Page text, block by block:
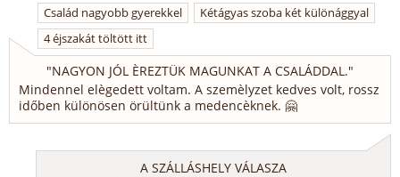
Család nagyobb gyerekkel
Kétágyas szoba két különággyal
4 éjszakát töltött itt
"NAGYON JÓL ÈREZTÜK MAGUNKAT A CSALÁDDAL."
Mindennel elègedett voltam. A szemèlyzet kedves volt, rossz
időben különösen örültünk a medencèknek. 🤗
A SZÁLLÁSHELY VÁLASZA